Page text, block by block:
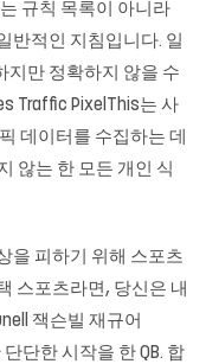
규칙 목록이 아니라
반적인 지침입니다. 일
지만 정확하지 않을 수
Traffic PixelThis는 사
데이터를 수집하는 데
않는 한 모든 개인 식
을 피하기 위해 스포츠
스포츠라면, 당신은 내
잭슨빌 재규어
단한 시작을 한 QB. 합